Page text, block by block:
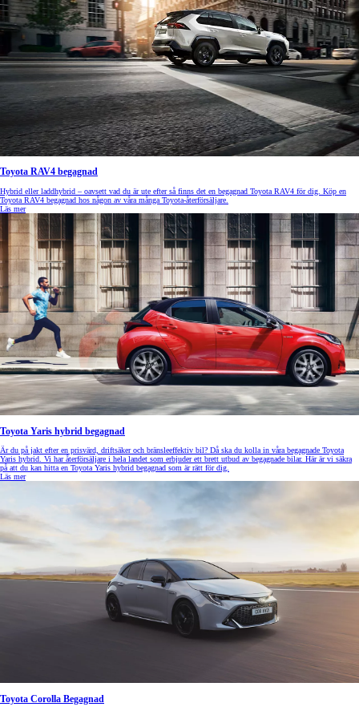
Toyota RAV4 begagnad
Hybrid eller laddhybrid – oavsett vad du är ute efter så finns det en begagnad Toyota RAV4 för dig. Köp en
Toyota RAV4 begagnad hos någon av våra många Toyota-återförsäljare.
Läs mer
Toyota Yaris hybrid begagnad
Är du på jakt efter en prisvärd, driftsäker och bränsleeffektiv bil? Då ska du kolla in våra begagnade Toyota
Yaris hybrid. Vi har återförsäljare i hela landet som erbjuder ett brett utbud av begagnade bilar. Här är vi säkra
på att du kan hitta en Toyota Yaris hybrid begagnad som är rätt för dig.
Läs mer
Toyota Corolla Begagnad